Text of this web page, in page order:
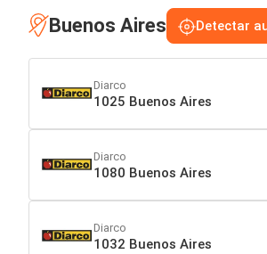
Buenos Aires Detectar
Diarco
1025 Buenos Aires
Diarco
1080 Buenos Aires
Diarco
1032 Buenos Aires